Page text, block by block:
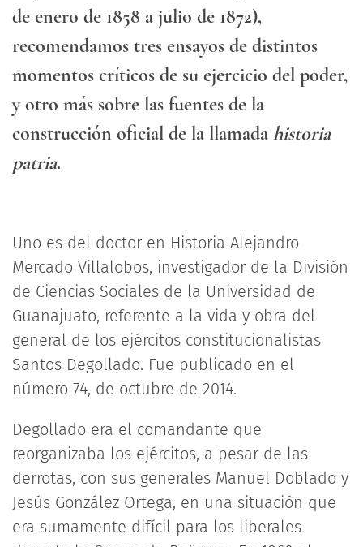
de enero de 1858 a julio de 1872),
recomendamos tres ensayos de distintos
momentos críticos de su ejercicio del poder,
y otro más sobre las fuentes de la
construcción oficial de la llamada historia
patria.
Uno es del doctor en Historia Alejandro
Mercado Villalobos, investigador de la División
de Ciencias Sociales de la Universidad de
Guanajuato, referente a la vida y obra del
general de los ejércitos constitucionalistas
Santos Degollado. Fue publicado en el
número 74, de octubre de 2014.
Degollado era el comandante que
reorganizaba los ejércitos, a pesar de las
derrotas, con sus generales Manuel Doblado y
Jesús González Ortega, en una situación que
era sumamente difícil para los liberales